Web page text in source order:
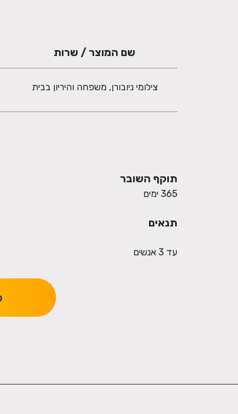
שם המוצר / שרות
צילומי ניובורן, משפחה והיריון בבית
תוקף השובר
365 ימים
תנאים
עד 3 אנשים